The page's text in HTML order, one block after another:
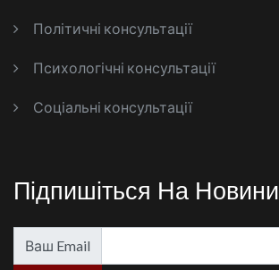
Політичні консультації
Психологічні консультації
Соціальні консультації
Підпишіться На Новини
Ваш Email